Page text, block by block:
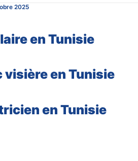
2025
en Tunisie
visière en Tunisie
en Tunisie